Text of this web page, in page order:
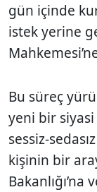
gün içinde
istek yerine
Bu süreç
yeni bir siyasi
sessiz-
kişinin bir